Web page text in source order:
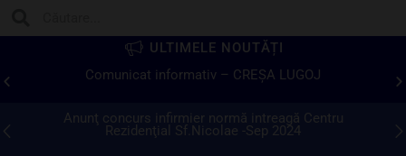
ULTIMELE NOUTĂȚI
„Amintiri și Speranță”- Eveniment cultural-artistic
dedicat seniorilor din Municipiul Lugoj
Rezultat selectie dosare Concurs infirmer Creşa Lugoj -
Sep 2024